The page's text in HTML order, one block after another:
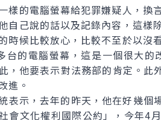
樣的電腦螢幕給犯罪嫌疑人，換
自己說的話以及記錄內容，這樣
時候比較放心，比較不至於以沒
台的電腦螢幕，這是一個很大
，他要表示對法務部的肯定。此
進。
示，去年的昨天，他在好幾個
社會文化權利國際公約」，今年